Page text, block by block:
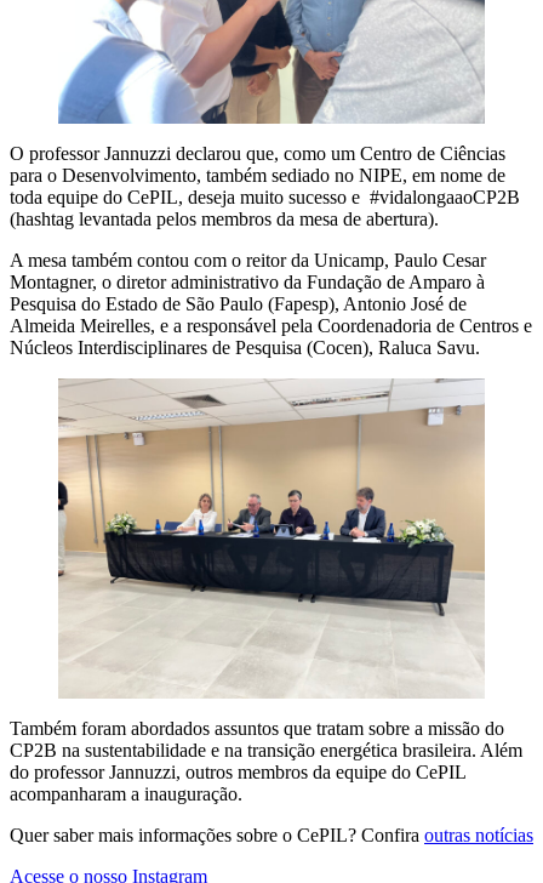
O professor Jannuzzi declarou que, como um Centro de Ciências
para o Desenvolvimento, também sediado no NIPE, em nome de
toda equipe do CePIL, deseja muito sucesso e #vidalongaaoCP2B
(hashtag levantada pelos membros da mesa de abertura).
A mesa também contou com o reitor da Unicamp, Paulo Cesar
Montagner, o diretor administrativo da Fundação de Amparo à
Pesquisa do Estado de São Paulo (Fapesp), Antonio José de
Almeida Meirelles, e a responsável pela Coordenadoria de Centros e
Núcleos Interdisciplinares de Pesquisa (Cocen), Raluca Savu.
Também foram abordados assuntos que tratam sobre a missão do
CP2B na sustentabilidade e na transição energética brasileira. Além
do professor Jannuzzi, outros membros da equipe do CePIL
acompanharam a inauguração.
Quer saber mais informações sobre o CePIL? Confira outras notícias
Acesse o nosso Instagram